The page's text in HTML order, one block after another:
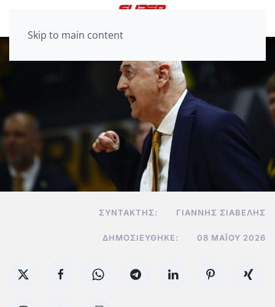
Skip to main content
ΣΥΝΤΆΚΤΗΣ: ΓΙΆΝΝΗΣ ΣΙΑΒΕΛΉΣ
ΔΗΜΟΣΙΕΎΘΗΚΕ: 08 ΜΑΪ́ΟΥ 2026